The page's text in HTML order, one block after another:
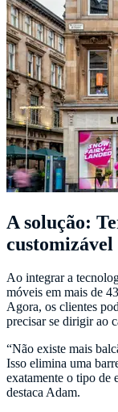
A solução:
customizável
Ao integrar a
móveis em mais de
Agora, os clientes
precisar se dirigir ao
“Não existe mais
Isso elimina uma
exatamente o tipo de
destaca Adam.